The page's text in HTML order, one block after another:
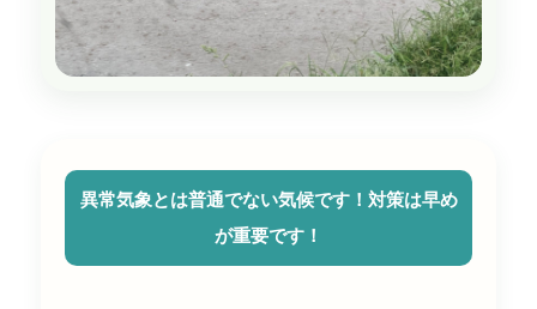
異常気象とは普通でない気候です！対策は早め
が重要です！